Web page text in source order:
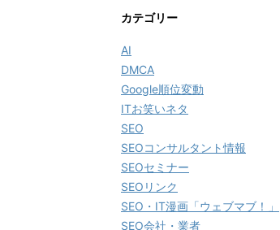
カテゴリー
AI
DMCA
Google順位変動
ITお笑いネタ
SEO
SEOコンサルタント情報
SEOセミナー
SEOリンク
SEO・IT漫画「ウェブマブ！」
SEO会社・業者